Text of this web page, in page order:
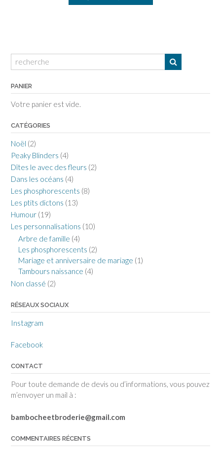
PANIER
Votre panier est vide.
CATÉGORIES
Noël (2)
Peaky Blinders (4)
Dîtes le avec des fleurs (2)
Dans les océans (4)
Les phosphorescents (8)
Les ptits dictons (13)
Humour (19)
Les personnalisations (10)
Arbre de famille (4)
Les phosphorescents (2)
Mariage et anniversaire de mariage (1)
Tambours naissance (4)
Non classé (2)
RÉSEAUX SOCIAUX
Instagram
Facebook
CONTACT
Pour toute demande de devis ou d’informations, vous pouvez
m’envoyer un mail à :
bambocheetbroderie@gmail.com
COMMENTAIRES RÉCENTS